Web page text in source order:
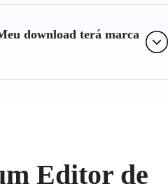
download terá marca
Editor de